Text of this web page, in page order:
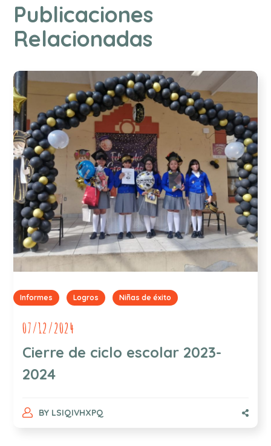
Publicaciones
Relacionadas
Informes Logros Niñas de éxito
07/12/2024
Cierre de ciclo escolar 2023-
2024
BY LSIQIVHXPQ